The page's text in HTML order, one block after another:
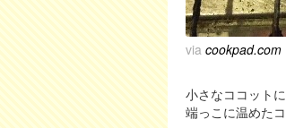
via cookpad.com
小さなココット
端っこに温めた